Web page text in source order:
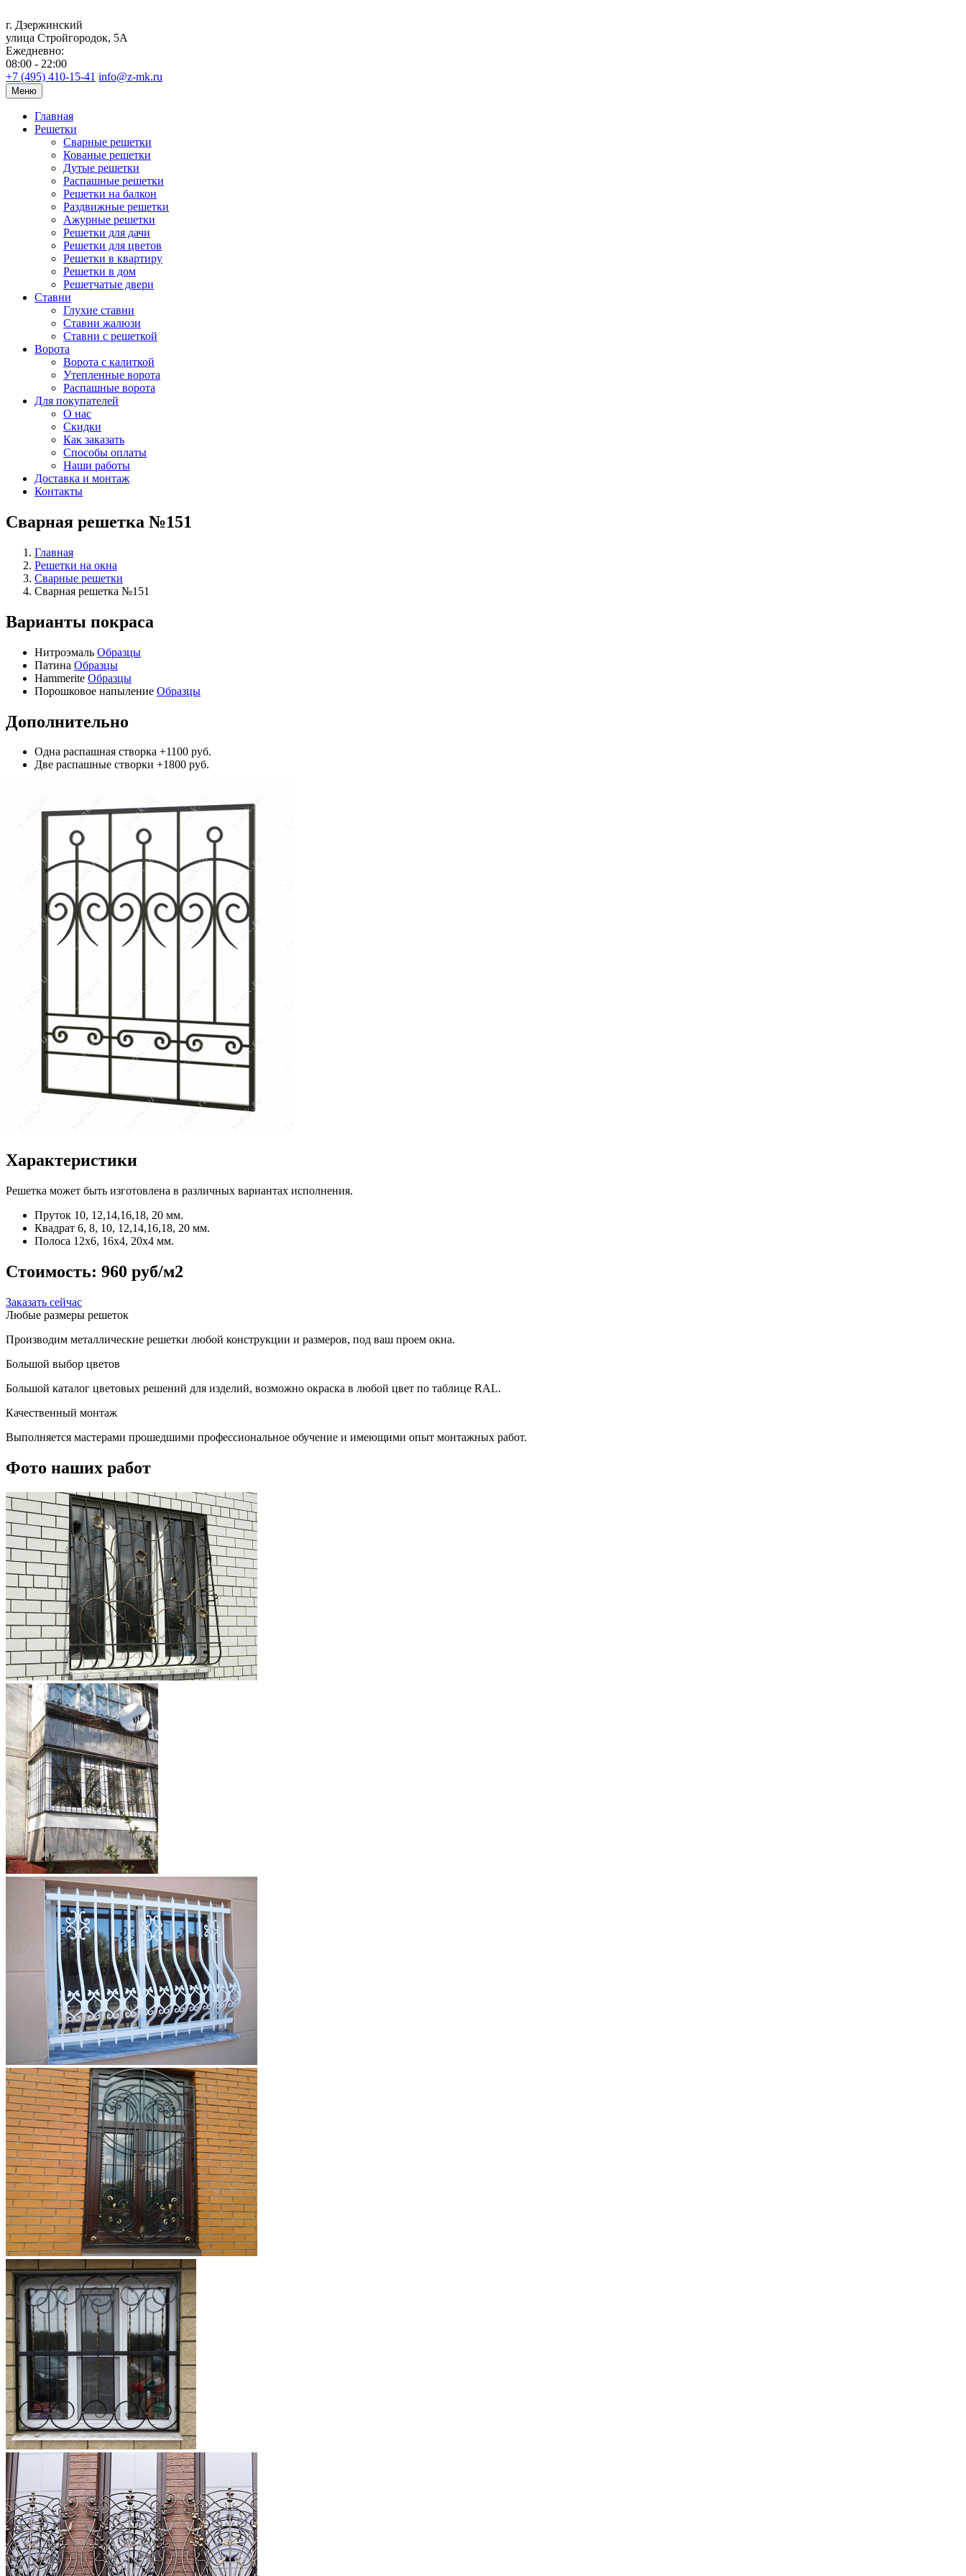
г. Дзержинский
улица Стройгородок, 5А
Ежедневно:
08:00 - 22:00
+7 (495) 410-15-41 info@z-mk.ru
Меню
Главная
Решетки
Сварные решетки
Кованые решетки
Дутые решетки
Распашные решетки
Решетки на балкон
Раздвижные решетки
Ажурные решетки
Решетки для дачи
Решетки для цветов
Решетки в квартиру
Решетки в дом
Решетчатые двери
Ставни
Глухие ставни
Ставни жалюзи
Ставни с решеткой
Ворота
Ворота с калиткой
Утепленные ворота
Распашные ворота
Для покупателей
О нас
Скидки
Как заказать
Способы оплаты
Наши работы
Доставка и монтаж
Контакты
Сварная решетка №151
Главная
Решетки на окна
Сварные решетки
Сварная решетка №151
Варианты покраса
Нитроэмаль Образцы
Патина Образцы
Hammerite Образцы
Порошковое напыление Образцы
Дополнительно
Одна распашная створка +1100 руб.
Две распашные створки +1800 руб.
Характеристики
Решетка может быть изготовлена в различных вариантах исполнения.
Пруток 10, 12,14,16,18, 20 мм.
Квадрат 6, 8, 10, 12,14,16,18, 20 мм.
Полоса 12x6, 16x4, 20x4 мм.
Стоимость: 960 руб/м2
Заказать сейчас
Любые размеры решеток
Производим металлические решетки любой конструкции и размеров, под ваш проем окна.
Большой выбор цветов
Большой каталог цветовых решений для изделий, возможно окраска в любой цвет по таблице RAL.
Качественный монтаж
Выполняется мастерами прошедшими профессиональное обучение и имеющими опыт монтажных работ.
Фото наших работ